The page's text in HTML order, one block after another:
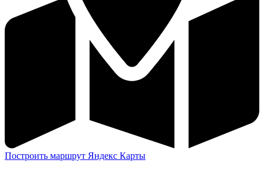
Построить маршрут Яндекс Карты